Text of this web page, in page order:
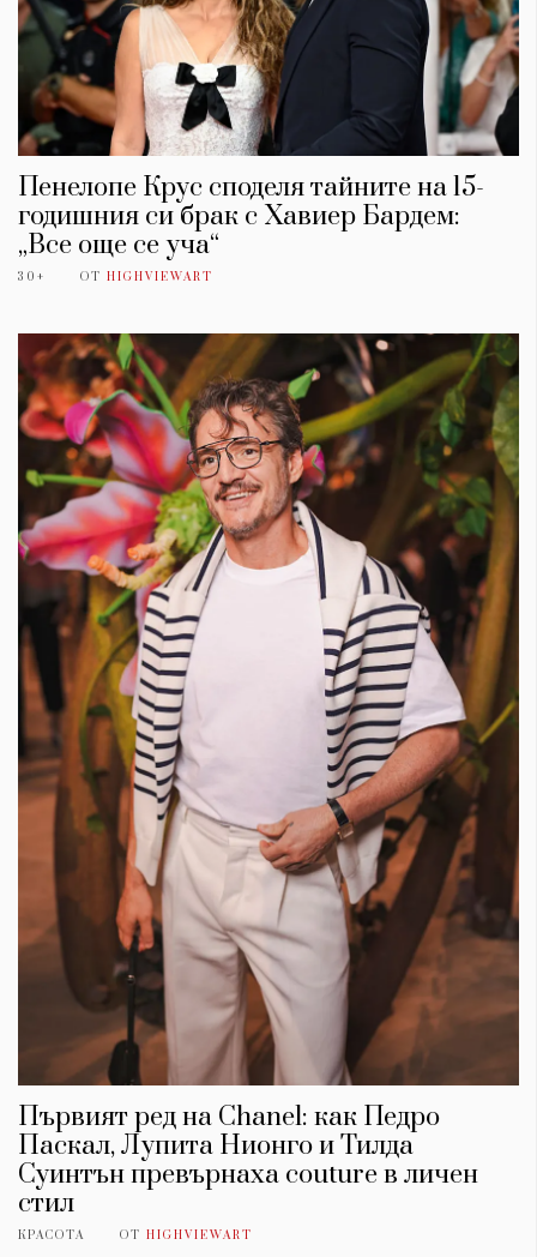
Пенелопе Крус споделя тайните на 15-
годишния си брак с Хавиер Бардем:
„Все още се уча“
30+ ОТ HIGHVIEWART
Първият ред на Chanel: как Педро
Паскал, Лупита Нионго и Тилда
Суинтън превърнаха couture в личен
стил
КРАСОТА ОТ HIGHVIEWART